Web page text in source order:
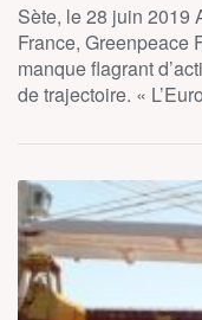
Sète, le 28 juin 2019
France, Greenpeace
manque flagrant
de trajectoire. «